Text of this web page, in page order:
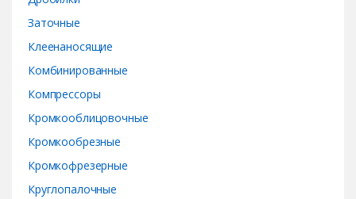
Заточные
Клеенаносящие
Комбинированные
Компрессоры
Кромкооблицовочные
Кромкообрезные
Кромкофрезерные
Круглопалочные